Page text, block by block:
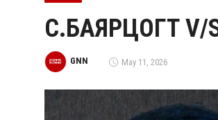
С.БАЯРЦОГТ V/
GNN May 11, 2026